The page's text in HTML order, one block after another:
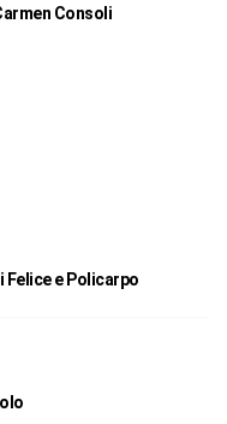
Consoli
Felice e Policarpo